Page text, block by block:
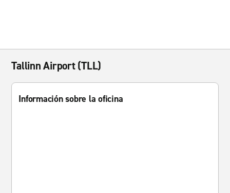
Tallinn Airport (TLL)
Información sobre la oficina